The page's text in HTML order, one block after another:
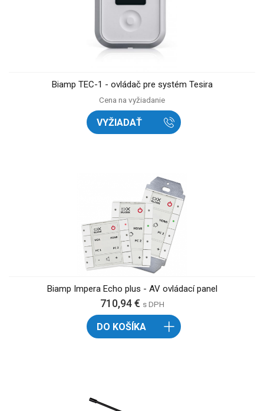
Biamp TEC-1 - ovládač pre systém Tesira
Cena na vyžiadanie
VYŽIADAŤ
Biamp Impera Echo plus - AV ovládací panel
710,94 € s DPH
DO KOŠÍKA